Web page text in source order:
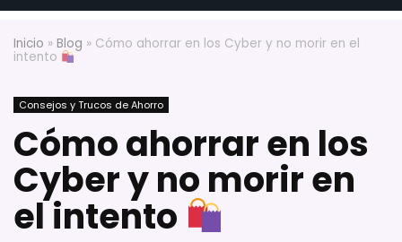
Inicio » Blog » Cómo ahorrar en los Cyber y no morir en el
intento
Consejos y Trucos de Ahorro
Cómo ahorrar en los
Cyber y no morir en
el intento